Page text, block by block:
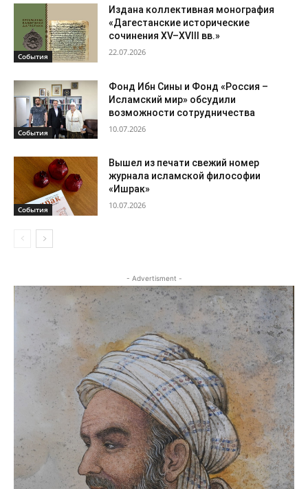
События
Издана коллективная монография
«Дагестанские исторические
сочинения XV–XVIII вв.»
22.07.2026
События
Фонд Ибн Сины и Фонд «Россия –
Исламский мир» обсудили
возможности сотрудничества
10.07.2026
События
Вышел из печати свежий номер
журнала исламской философии
«Ишрак»
10.07.2026
- Advertisment -